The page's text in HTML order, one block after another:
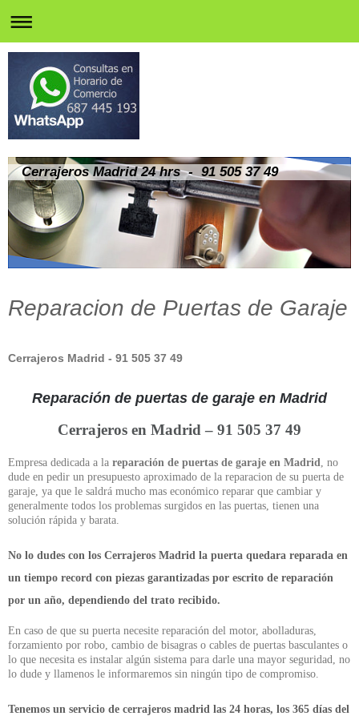
Cerrajeros Madrid 24 hrs - 91 505 37 49
Reparacion de Puertas de Garaje
Cerrajeros Madrid - 91 505 37 49
Reparación de puertas de garaje en Madrid
Cerrajeros en Madrid – 91 505 37 49
Empresa dedicada a la reparación de puertas de garaje en Madrid , no
dude en pedir un presupuesto aproximado de la reparacion de su puerta de
garaje, ya que le saldrá mucho mas económico reparar que cambiar y
generalmente todos los problemas surgidos en las puertas, tienen una
solución rápida y barata.
No lo dudes con los Cerrajeros Madrid la puerta quedara reparada en
un tiempo record con piezas garantizadas por escrito de reparación
por un año, dependiendo del trato recibido.
En caso de que su puerta necesite reparación del motor, abolladuras,
forzamiento por robo, cambio de bisagras o cables de puertas basculantes o
lo que necesita es instalar algún sistema para darle una mayor seguridad, no
lo dude y llamenos le informaremos sin ningún tipo de compromiso.
Tenemos un servicio de cerrajeros madrid las 24 horas, los 365 días del